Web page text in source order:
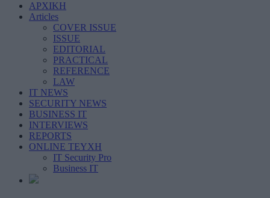
ΑΡΧΙΚΗ
Articles
COVER ISSUE
ISSUE
EDITORIAL
PRACTICAL
REFERENCE
LAW
IT NEWS
SECURITY NEWS
BUSINESS IT
INTERVIEWS
REPORTS
ONLINE ΤΕΥΧΗ
IT Security Pro
Business IT